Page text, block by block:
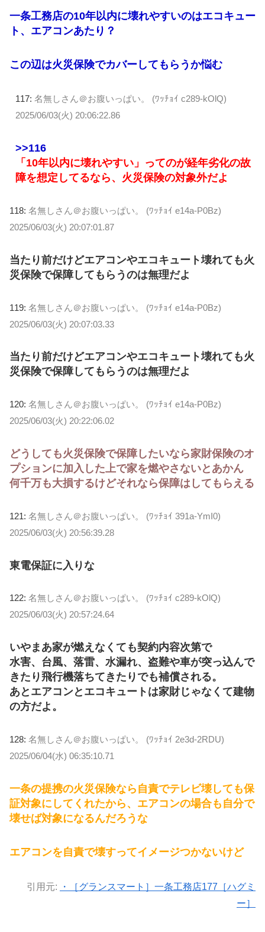
一条工務店の10年以内に壊れやすいのはエコキュー
ト、エアコンあたり？
この辺は火災保険でカバーしてもらうか悩む
117: 名無しさん＠お腹いっぱい。 (ﾜｯﾁｮｲ c289-kOlQ)
2025/06/03(火) 20:06:22.86
>>116
「10年以内に壊れやすい」ってのが経年劣化の故
障を想定してるなら、火災保険の対象外だよ
118: 名無しさん＠お腹いっぱい。 (ﾜｯﾁｮｲ e14a-P0Bz)
2025/06/03(火) 20:07:01.87
当たり前だけどエアコンやエコキュート壊れても火
災保険で保障してもらうのは無理だよ
119: 名無しさん＠お腹いっぱい。 (ﾜｯﾁｮｲ e14a-P0Bz)
2025/06/03(火) 20:07:03.33
当たり前だけどエアコンやエコキュート壊れても火
災保険で保障してもらうのは無理だよ
120: 名無しさん＠お腹いっぱい。 (ﾜｯﾁｮｲ e14a-P0Bz)
2025/06/03(火) 20:22:06.02
どうしても火災保険で保障したいなら家財保険のオ
プションに加入した上で家を燃やさないとあかん
何千万も大損するけどそれなら保障はしてもらえる
121: 名無しさん＠お腹いっぱい。 (ﾜｯﾁｮｲ 391a-YmI0)
2025/06/03(火) 20:56:39.28
東電保証に入りな
122: 名無しさん＠お腹いっぱい。 (ﾜｯﾁｮｲ c289-kOlQ)
2025/06/03(火) 20:57:24.64
いやまあ家が燃えなくても契約内容次第で
水害、台風、落雷、水漏れ、盗難や車が突っ込んで
きたり飛行機落ちてきたりでも補償される。
あとエアコンとエコキュートは家財じゃなくて建物
の方だよ。
128: 名無しさん＠お腹いっぱい。 (ﾜｯﾁｮｲ 2e3d-2RDU)
2025/06/04(水) 06:35:10.71
一条の提携の火災保険なら自責でテレビ壊しても保
証対象にしてくれたから、エアコンの場合も自分で
壊せば対象になるんだろうな
エアコンを自責で壊すってイメージつかないけど
引用元:
・［グランスマート］一条工務店177［ハグミ
ー］